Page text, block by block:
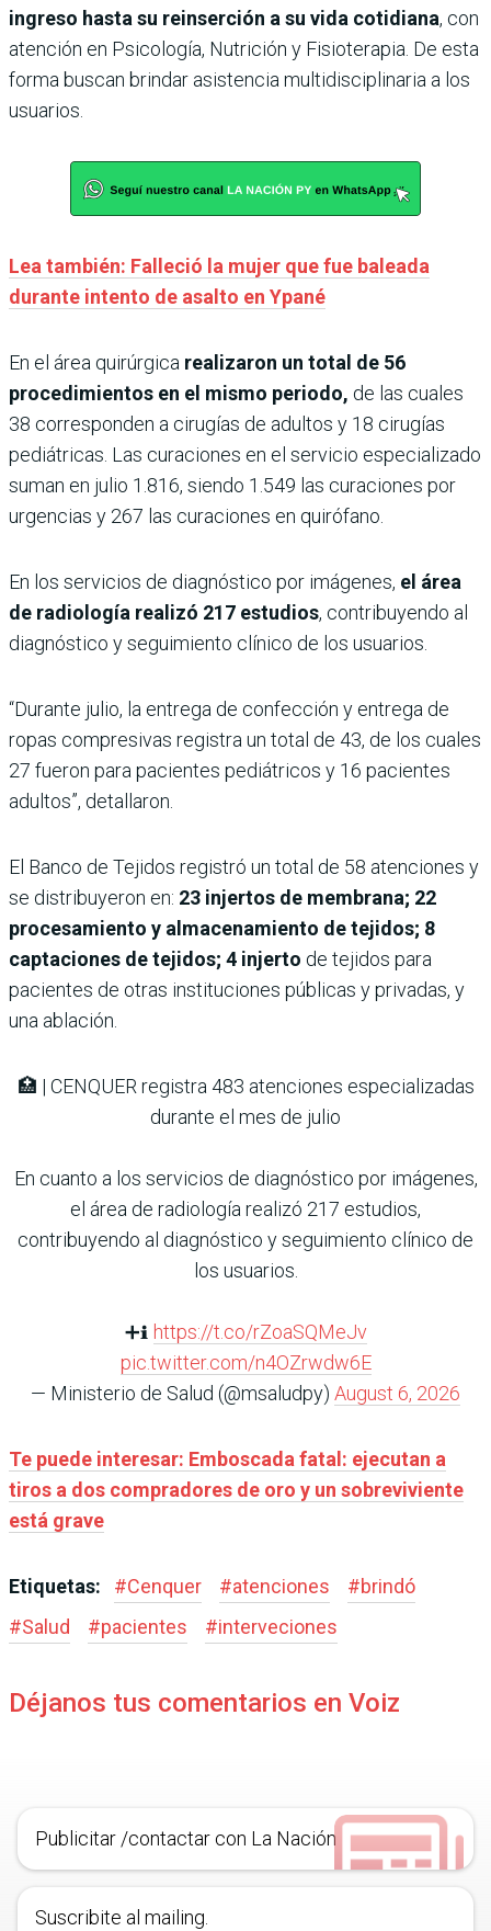
ingreso hasta su reinserción a su vida cotidiana, con
atención en Psicología, Nutrición y Fisioterapia. De esta
forma buscan brindar asistencia multidisciplinaria a los
usuarios.
Lea también: Falleció la mujer que fue baleada
durante intento de asalto en Ypané
En el área quirúrgica realizaron un total de 56
procedimientos en el mismo periodo, de las cuales
38 corresponden a cirugías de adultos y 18 cirugías
pediátricas. Las curaciones en el servicio especializado
suman en julio 1.816, siendo 1.549 las curaciones por
urgencias y 267 las curaciones en quirófano.
En los servicios de diagnóstico por imágenes, el área
de radiología realizó 217 estudios, contribuyendo al
diagnóstico y seguimiento clínico de los usuarios.
“Durante julio, la entrega de confección y entrega de
ropas compresivas registra un total de 43, de los cuales
27 fueron para pacientes pediátricos y 16 pacientes
adultos”, detallaron.
El Banco de Tejidos registró un total de 58 atenciones y
se distribuyeron en: 23 injertos de membrana; 22
procesamiento y almacenamiento de tejidos; 8
captaciones de tejidos; 4 injerto de tejidos para
pacientes de otras instituciones públicas y privadas, y
una ablación.
🏥 | CENQUER registra 483 atenciones especializadas
durante el mes de julio
En cuanto a los servicios de diagnóstico por imágenes,
el área de radiología realizó 217 estudios,
contribuyendo al diagnóstico y seguimiento clínico de
los usuarios.
➕ℹ️ https://t.co/rZoaSQMeJv
pic.twitter.com/n4OZrwdw6E
— Ministerio de Salud (@msaludpy) August 6, 2026
Te puede interesar: Emboscada fatal: ejecutan a
tiros a dos compradores de oro y un sobreviviente
está grave
Etiquetas: #Cenquer #atenciones #brindó
#Salud #pacientes #interveciones
Déjanos tus comentarios en Voiz
Publicitar /contactar con La Nación
Suscribite al mailing.